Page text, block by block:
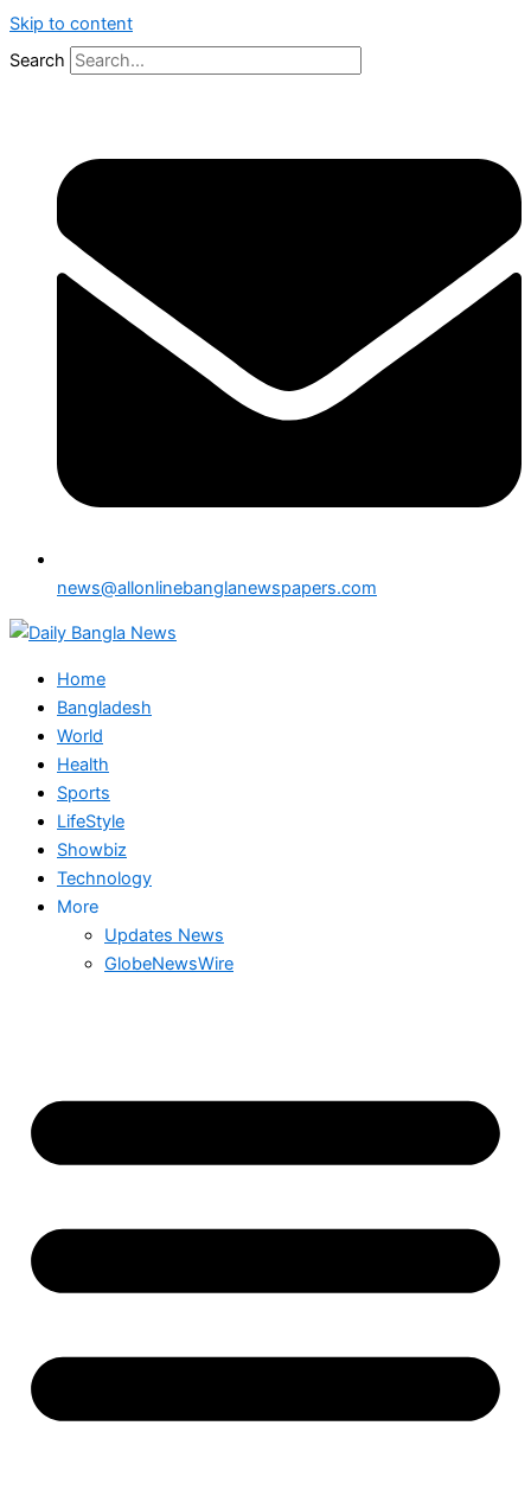
Skip to content
Search
news@allonlinebanglanewspapers.com
Home
Bangladesh
World
Health
Sports
LifeStyle
Showbiz
Technology
More
Updates News
GlobeNewsWire